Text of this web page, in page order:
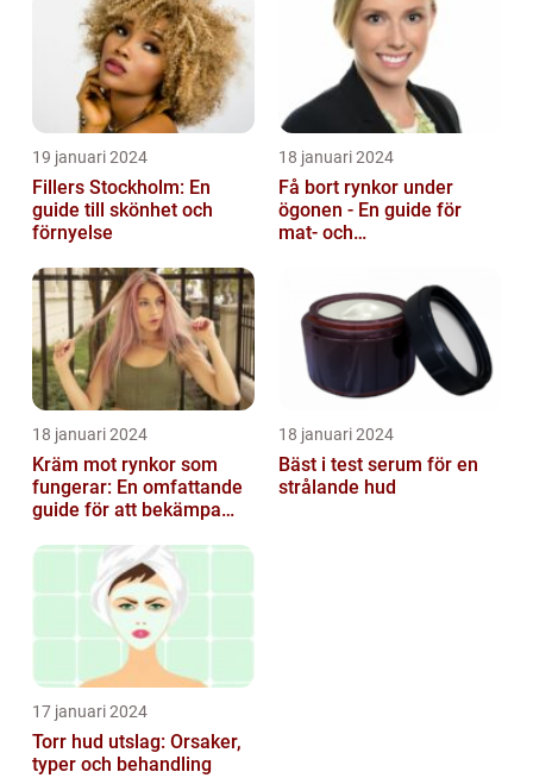
19 januari 2024
Fillers Stockholm: En
guide till skönhet och
förnyelse
18 januari 2024
Få bort rynkor under
ögonen - En guide för
mat- och
18 januari 2024
Kräm mot rynkor som
fungerar: En omfattande
guide för att bekämpa
18 januari 2024
Bäst i test serum för en
strålande hud
17 januari 2024
Torr hud utslag: Orsaker,
typer och behandling